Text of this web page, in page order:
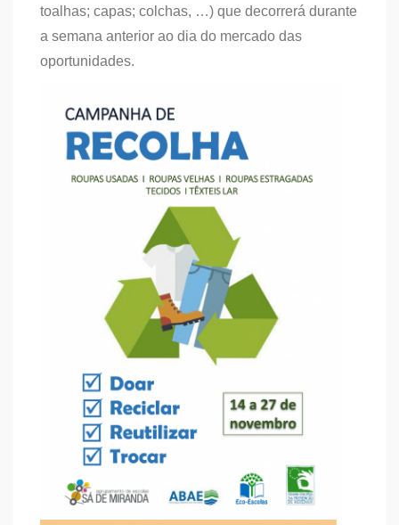
toalhas; capas; colchas, …) que decorrerá durante
a semana anterior ao dia do mercado das
oportunidades.